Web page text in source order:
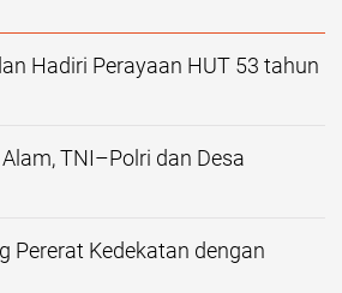
Hadiri Perayaan HUT 53 tahun
TNI–Polri dan Desa
Pererat Kedekatan dengan